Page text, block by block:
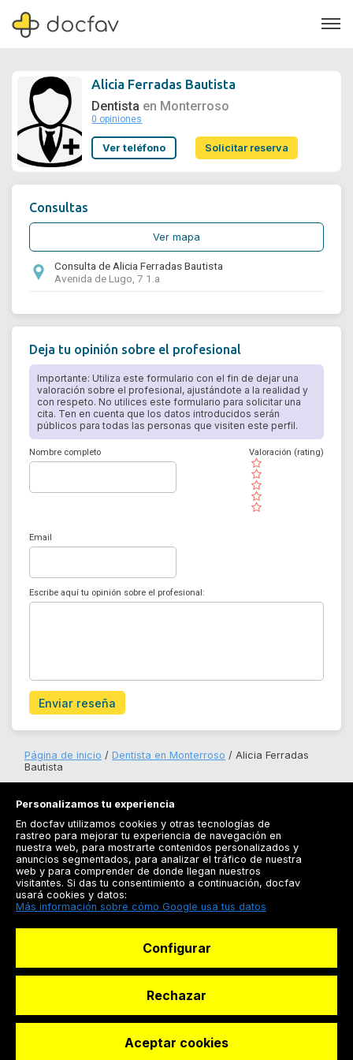
Soporte
Alicia Ferradas Bautista
Dentista en Monterroso
0 opiniones
Ver teléfono Solicitar reserva
Consultas
Ver mapa
Consulta de Alicia Ferradas Bautista
Avenida de Lugo, 7 1.a
Deja tu opinión sobre el profesional
Importante: Utiliza este formulario con el fin de dejar una
valoración sobre el profesional, ajustándote a la realidad y
con respeto. No utilices este formulario para solicitar una
cita. Ten en cuenta que los datos introducidos serán
públicos para todas las personas que visiten este perfil.
Nombre completo
( )
( )
( )
( )
( )
Valoración (rating)
Email
Escribe aquí tu opinión sobre el profesional:
Enviar reseña
Página de inicio Dentista en Monterroso
Alicia Ferradas
Bautista
Registrarse
Docfav
© Dashboard Technologies S.L
Personalizamos tu experiencia
En docfav utilizamos cookies y otras tecnologías de
rastreo para mejorar tu experiencia de navegación en
nuestra web, para mostrarte contenidos personalizados y
anuncios segmentados, para analizar el tráfico de nuestra
web y para comprender de donde llegan nuestros
visitantes. Si das tu consentimiento a continuación, docfav
usará cookies y datos:
Más información sobre cómo Google usa tus datos
Configurar
Rechazar
Aceptar cookies